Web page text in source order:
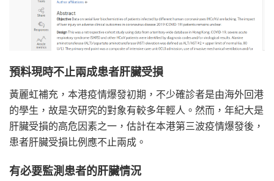
預料現時不止兩成患者肝臟受損
黃麗虹補充，本港疫情爆發初期，不少確診者是由海外回港
的學生，故是次研究的對象有較多年輕人。然而，年紀大是
肝臟受損的高危因素之一，估計在本港第三波疫情爆發後，
患者肝臟受損比例應不止兩成。
有必要監測患者的肝臟情況